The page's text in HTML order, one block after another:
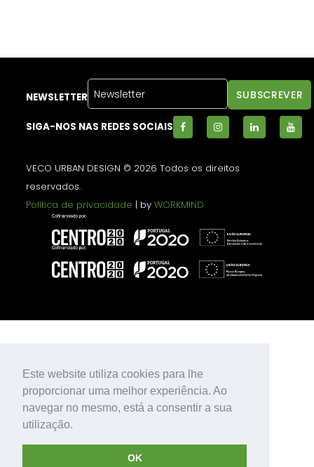
Este website utiliza cookies para lhe
proporcionar uma melhor experiência. Ao
navegar no mesmo, está a consentir a sua
utilização.
OK
NEWSLETTER
SIGA-NOS NAS REDES SOCIAIS
VECO URBAN DESIGN © 2026 Todos os direitos
reservados.
Política de privacidade | byWORKMIND